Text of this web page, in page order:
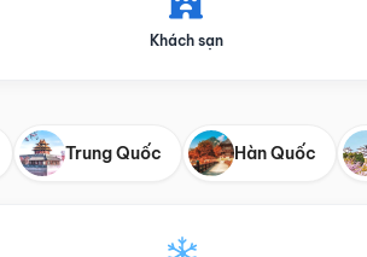
Khách sạn
Trung Quốc Hàn Quốc